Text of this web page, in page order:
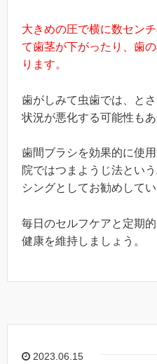
大きめの圧で横に数セン
て歯茎が下がったり、歯
ります。
歯がしみて虫歯では、と
状況が悪化する可能性もあ
歯間ブラシを効果的に使
院ではつまようじ法とい
シングとしてお勧めしてい
毎日のセルフケアと定期
健康を維持しましょう。
2023.06.15